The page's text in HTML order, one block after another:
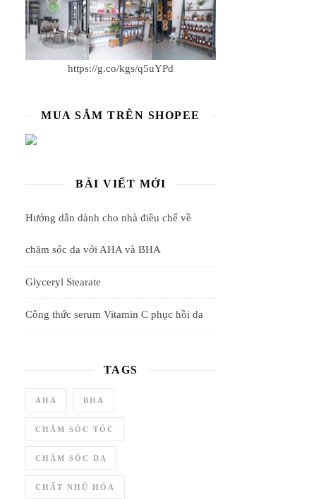
https://g.co/kgs/q5uYPd
MUA SẮM TRÊN SHOPEE
BÀI VIẾT MỚI
Hướng dẫn dành cho nhà điều chế về
chăm sóc da với AHA và BHA
Glyceryl Stearate
Công thức serum Vitamin C phục hồi da
TAGS
AHA BHA
CHĂM SÓC TÓC
CHĂM SÓC DA
CHẤT NHŨ HÓA